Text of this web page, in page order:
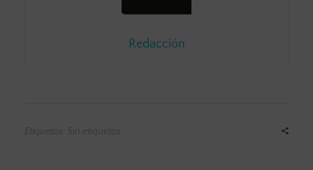
Redacción
Etiquetas: Sin etiquetas